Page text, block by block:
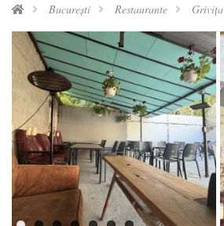
București Restaurante Grivița